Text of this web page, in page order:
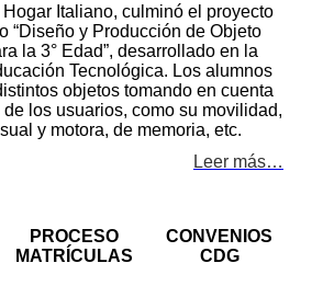
Italiano, culminó el proyecto
“Diseño y Producción de Objeto
la 3° Edad”, desarrollado en la
Tecnológica. Los alumnos
objetos tomando en cuenta
de los usuarios, como su movilidad,
y motora, de memoria, etc.
Leer más…
PROCESO
MATRÍCULAS
CONVENIOS
CDG